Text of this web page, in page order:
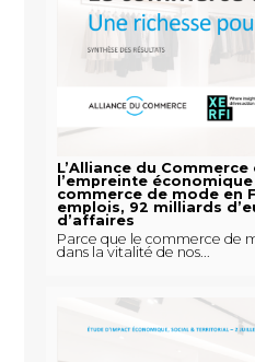
L’Alliance du
l’empreinte
commerce de mode en
emplois, 92 milliards
d’affaires
Parce que le commerce de
dans la vitalité de nos...